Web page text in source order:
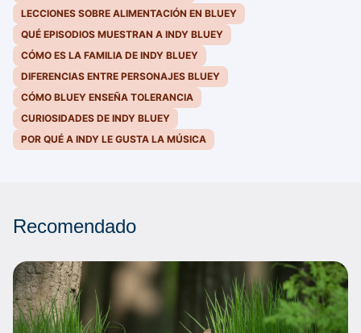
LECCIONES SOBRE ALIMENTACIÓN EN BLUEY
QUÉ EPISODIOS MUESTRAN A INDY BLUEY
CÓMO ES LA FAMILIA DE INDY BLUEY
DIFERENCIAS ENTRE PERSONAJES BLUEY
CÓMO BLUEY ENSEÑA TOLERANCIA
CURIOSIDADES DE INDY BLUEY
POR QUÉ A INDY LE GUSTA LA MÚSICA
Recomendado